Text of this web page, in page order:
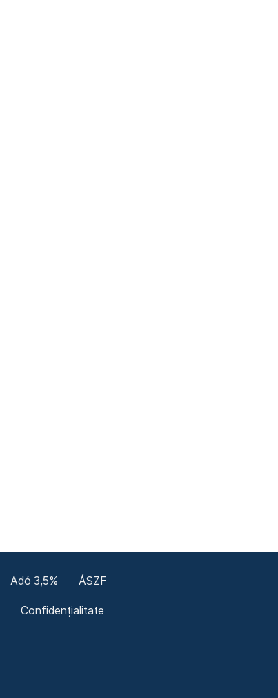
Adó 3,5% ÁSZF
Confidențialitate